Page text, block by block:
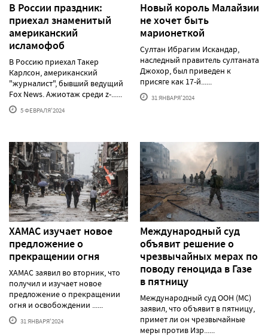
В России праздник:
приехал знаменитый
американский
исламофоб
В Россию приехал Такер
Карлсон, американский
"журналист", бывший ведущий
Fox News. Ажиотаж среди z-......
5 ФЕВРАЛЯ'2024
Новый король Малайзии
не хочет быть
марионеткой
Султан Ибрагим Искандар,
наследный правитель султаната
Джохор, был приведен к
присяге как 17-й......
31 ЯНВАРЯ'2024
ХАМАС изучает новое
предложение о
прекращении огня
ХАМАС заявил во вторник, что
получил и изучает новое
предложение о прекращении
огня и освобождении ......
31 ЯНВАРЯ'2024
Международный суд
объявит решение о
чрезвычайных мерах по
поводу геноцида в Газе
в пятницу
Международный суд ООН (МС)
заявил, что объявит в пятницу,
примет ли он чрезвычайные
меры против Изр......